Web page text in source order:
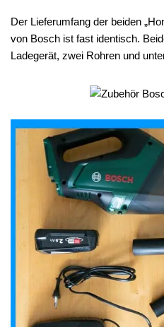
Der Lieferumfang der beiden
von Bosch ist fast identisch.
Ladegerät, zwei Rohren und